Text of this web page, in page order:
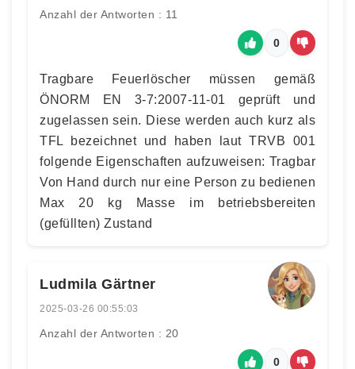
Anzahl der Antworten : 11
0
Tragbare Feuerlöscher müssen gemäß
ÖNORM EN 3-7:2007-11-01 geprüft und
zugelassen sein. Diese werden auch kurz als
TFL bezeichnet und haben laut TRVB 001
folgende Eigenschaften aufzuweisen: Tragbar
Von Hand durch nur eine Person zu bedienen
Max 20 kg Masse im betriebsbereiten
(gefüllten) Zustand
Ludmila Gärtner
2025-03-26 00:55:03
Anzahl der Antworten : 20
0